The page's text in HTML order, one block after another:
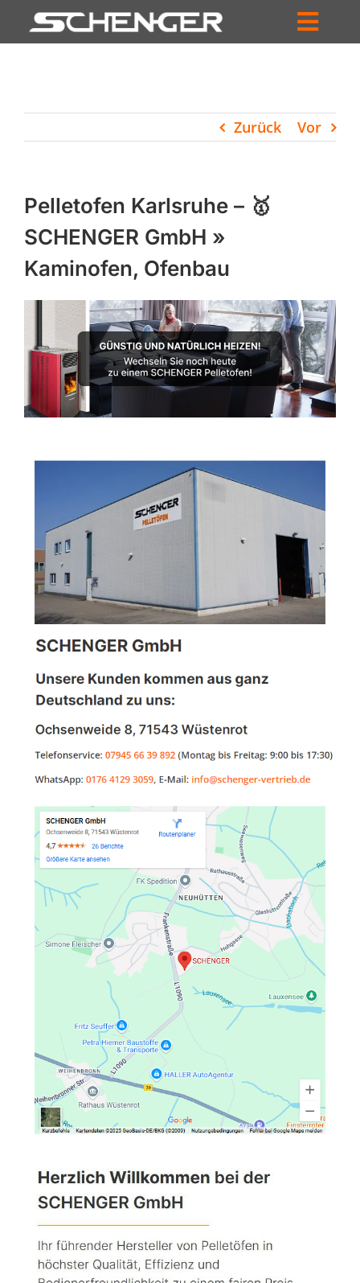
Inhalt
HÄNDLERSUCHE
UNTERNEHMEN
PROFIL
WARENKORB
PRODUCTS
SEARCH
Zurück Vor
Pelletofen Karlsruhe – 🥇
SCHENGER GmbH »
Kaminofen, Ofenbau